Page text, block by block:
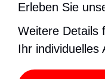
Erleben Sie
Weitere Details
Ihr individuelles